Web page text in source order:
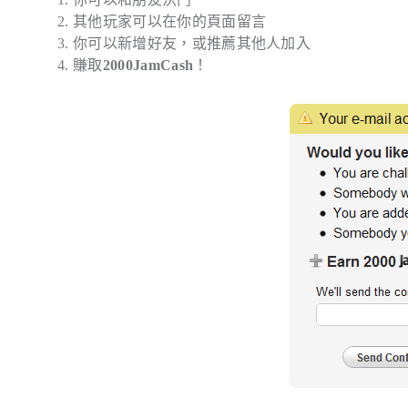
其他玩家可以在你的頁面留言
你可以新增好友，或推薦其他人加入
賺取2000JamCash ！